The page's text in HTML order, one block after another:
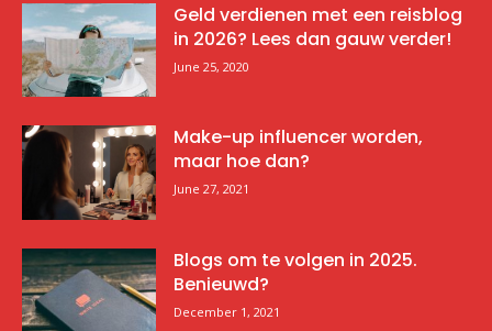
Geld verdienen met een reisblog
in 2026? Lees dan gauw verder!
June 25, 2020
Make-up influencer worden,
maar hoe dan?
June 27, 2021
Blogs om te volgen in 2025.
Benieuwd?
December 1, 2021